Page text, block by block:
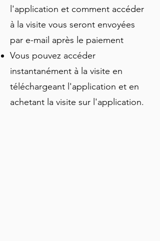
Crescent. Écoutez l'histoire,
l'architecture et quelques anecdotes
grâce à un expert local.
l'application et comment accéder
à la visite vous seront envoyées
par e-mail après le paiement
Vous pouvez accéder
instantanément à la visite en
téléchargeant l'application et en
achetant la visite sur l'application.